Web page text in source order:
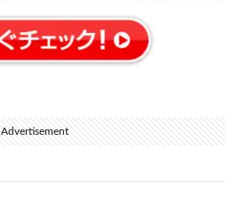
Advertisement